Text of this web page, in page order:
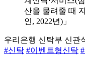
산을 물려줄 때
인, 2022년)」
우리은행 신탁부 신관
#신탁 #이벤트형신탁